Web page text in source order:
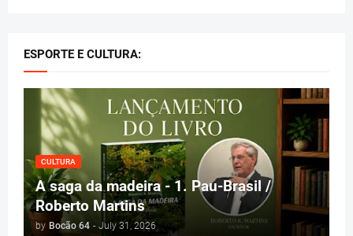
ESPORTE E CULTURA:
CULTURA
A saga da madeira - 1. Pau-Brasil /
Roberto Martins
by Bocão 64 - July 31, 2026